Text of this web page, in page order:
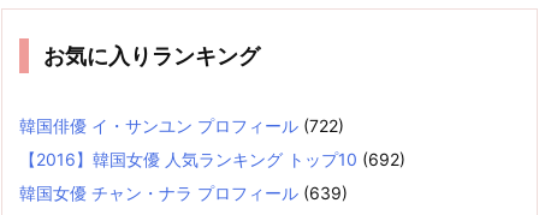
リ
お気に入りランキング
韓国俳優 イ・サンユン プロフィール (722)
【2016】韓国女優 人気ランキング トップ10 (692)
韓国女優 チャン・ナラ プロフィール (639)